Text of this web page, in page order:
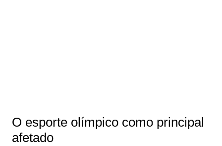
O esporte olímpico como principal
afetado